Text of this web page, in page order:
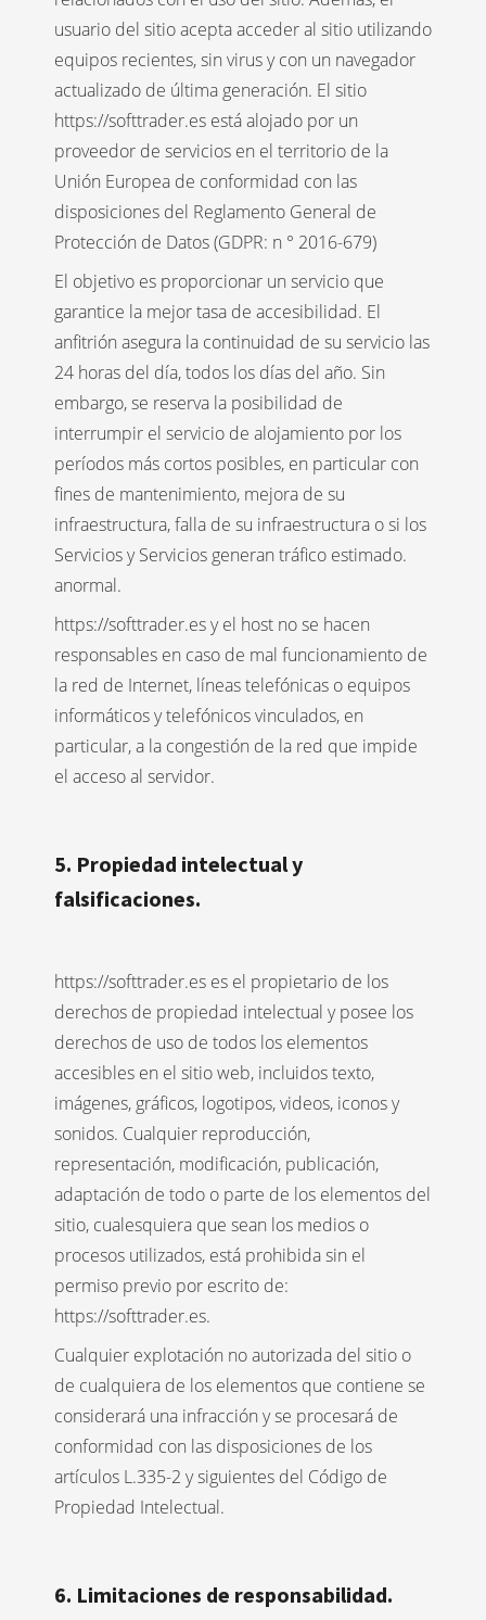
usuario del sitio acepta acceder al sitio utilizando
equipos recientes, sin virus y con un navegador
actualizado de última generación. El sitio
https://softtrader.es está alojado por un
proveedor de servicios en el territorio de la
Unión Europea de conformidad con las
disposiciones del Reglamento General de
Protección de Datos (GDPR: n ° 2016-679)
El objetivo es proporcionar un servicio que
garantice la mejor tasa de accesibilidad. El
anfitrión asegura la continuidad de su servicio las
24 horas del día, todos los días del año. Sin
embargo, se reserva la posibilidad de
interrumpir el servicio de alojamiento por los
períodos más cortos posibles, en particular con
fines de mantenimiento, mejora de su
infraestructura, falla de su infraestructura o si los
Servicios y Servicios generan tráfico estimado.
anormal.
https://softtrader.es y el host no se hacen
responsables en caso de mal funcionamiento de
la red de Internet, líneas telefónicas o equipos
informáticos y telefónicos vinculados, en
particular, a la congestión de la red que impide
el acceso al servidor.
5. Propiedad intelectual y
falsificaciones.
https://softtrader.es es el propietario de los
derechos de propiedad intelectual y posee los
derechos de uso de todos los elementos
accesibles en el sitio web, incluidos texto,
imágenes, gráficos, logotipos, videos, iconos y
sonidos. Cualquier reproducción,
representación, modificación, publicación,
adaptación de todo o parte de los elementos del
sitio, cualesquiera que sean los medios o
procesos utilizados, está prohibida sin el
permiso previo por escrito de:
https://softtrader.es.
Cualquier explotación no autorizada del sitio o
de cualquiera de los elementos que contiene se
considerará una infracción y se procesará de
conformidad con las disposiciones de los
artículos L.335-2 y siguientes del Código de
Propiedad Intelectual.
6. Limitaciones de responsabilidad.